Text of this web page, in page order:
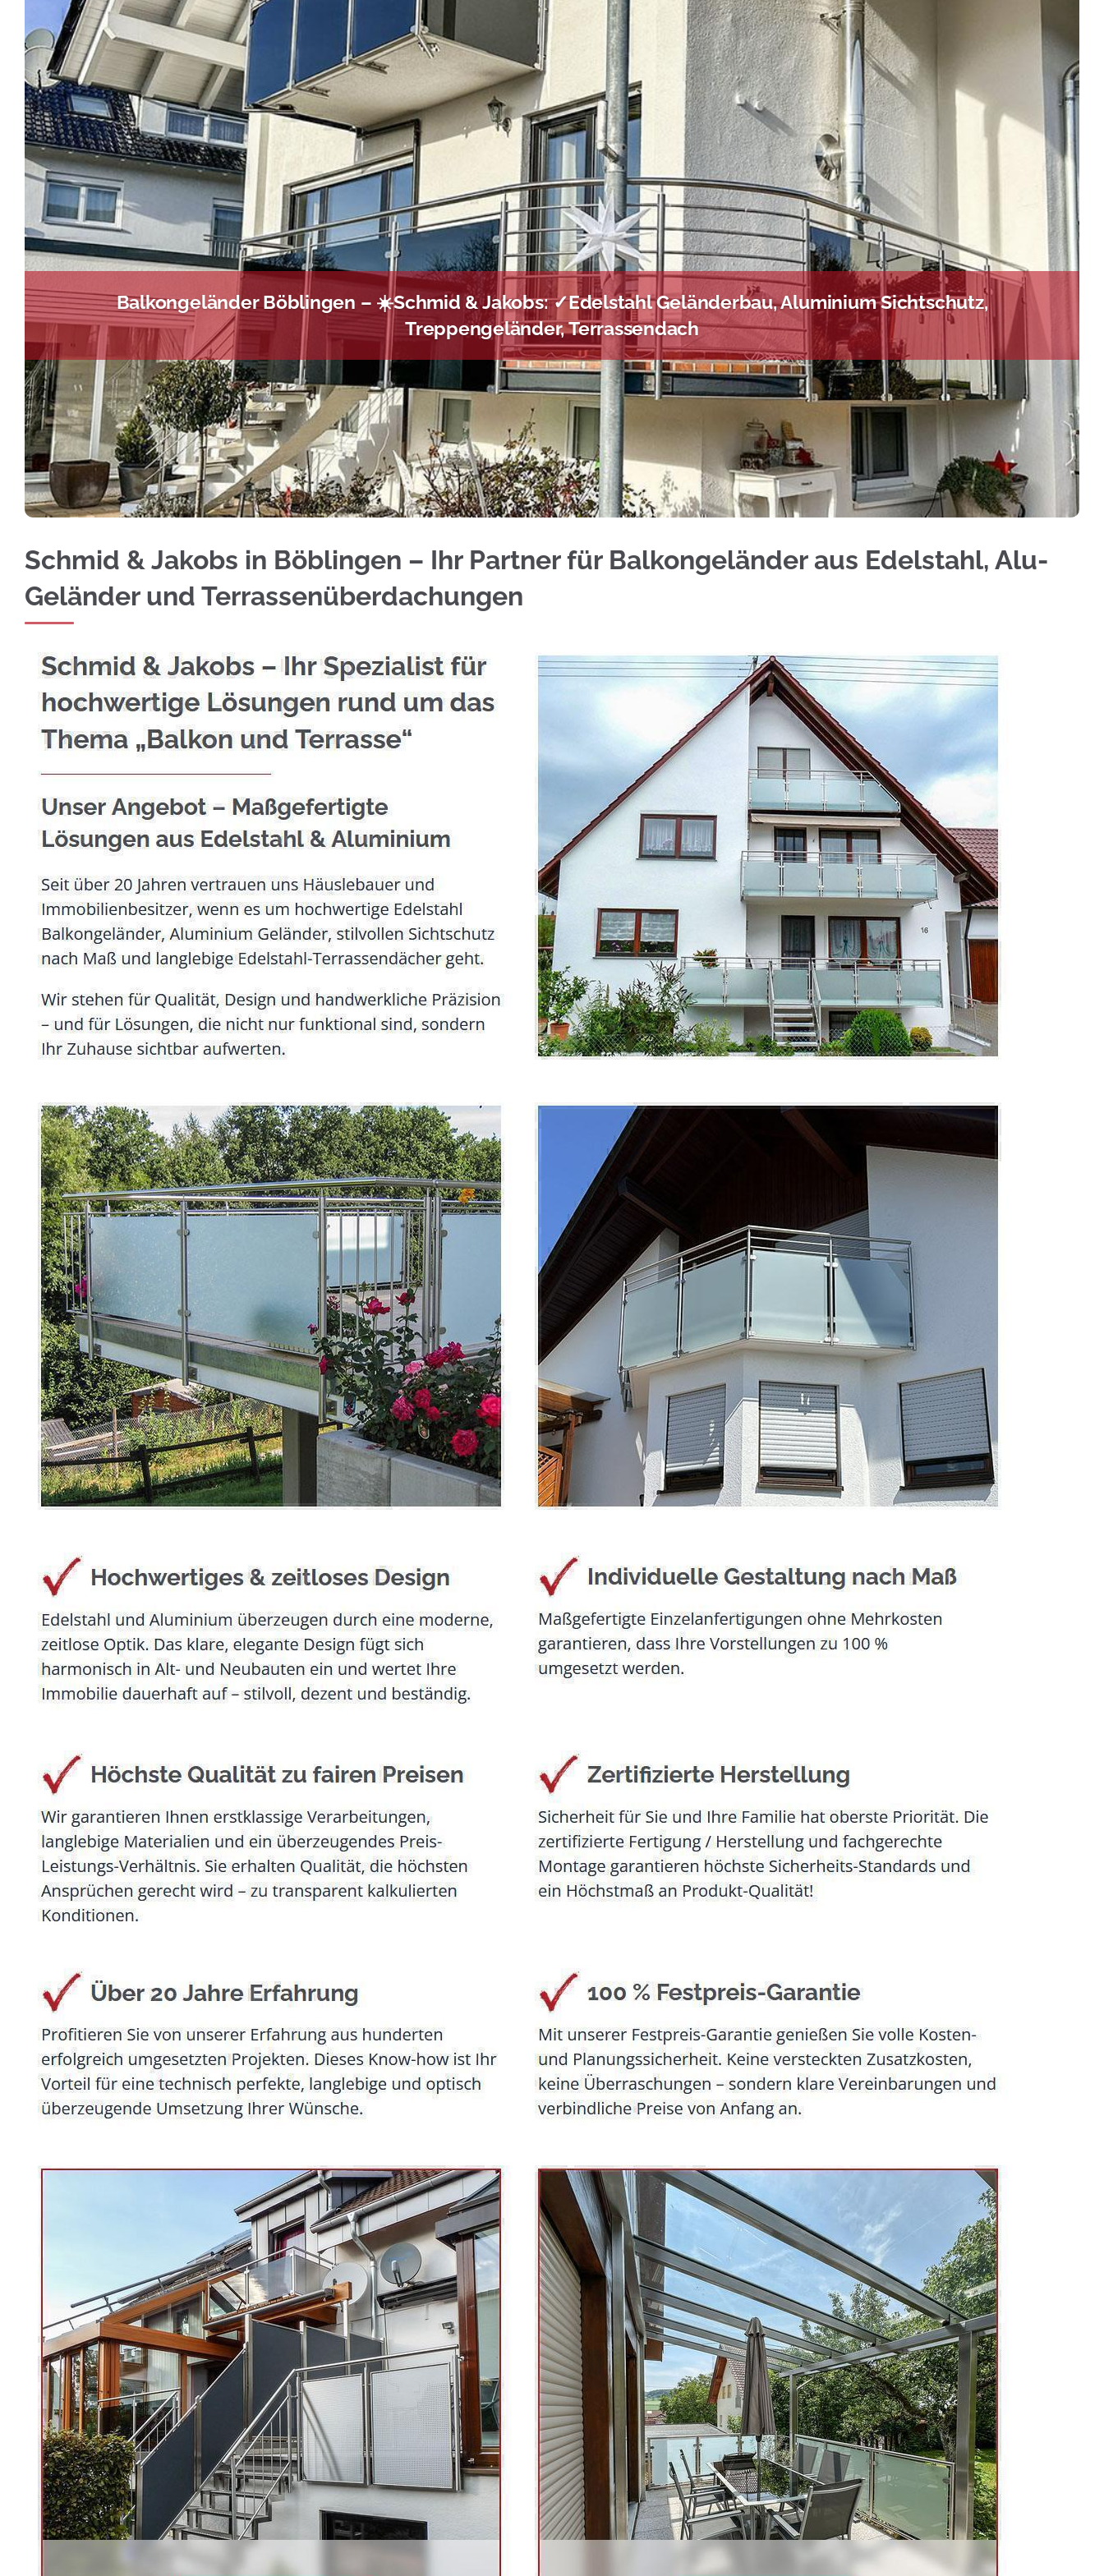
Balkongeländer Böblingen – ☀️Schmid & Jakobs: ✓Edelstahl Geländerbau, Aluminium Sichtschutz,
Treppengeländer, Terrassendach
Jetzt Edelstahl Balkongeländer für Böblingen erkunden bei ☀️Schmid & Jakobs sowie ✓Aluminium Sichtschutz, Treppengeländer,
Schmid & Jakobs in Böblingen – Ihr Partner für Balkongeländer aus Edelstahl, Alu-
Geländer und Terrassenüberdachungen